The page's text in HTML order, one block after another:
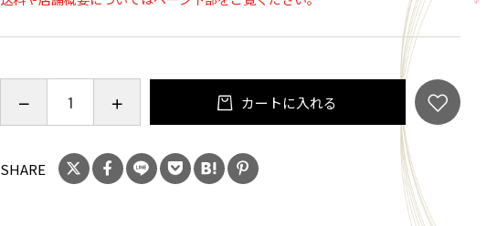
100x100mm/1枚 ～120kg 大型
カートに入れる
SHARE